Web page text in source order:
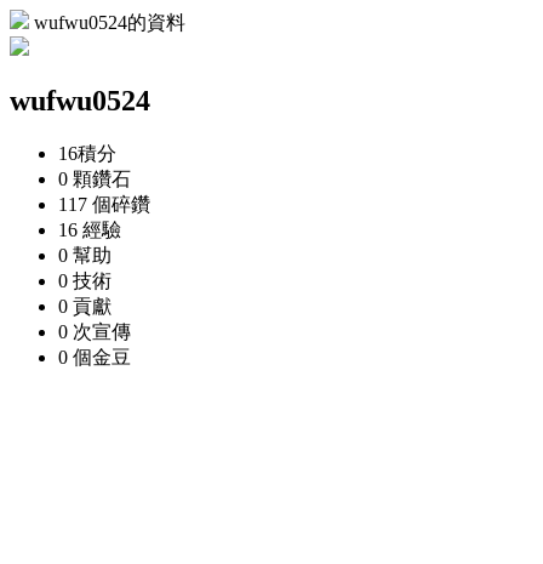
wufwu0524的資料
wufwu0524
16積分
0 顆鑽石
117 個碎鑽
16 經驗
0 幫助
0 技術
0 貢獻
0 次宣傳
0 個金豆